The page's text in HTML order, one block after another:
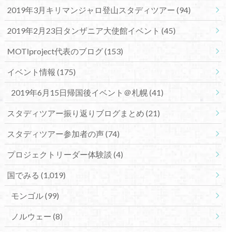
2019年3月キリマンジャロ登山スタディツアー (94)
2019年2月23日タンザニア大使館イベント (45)
MOTIproject代表のブログ(153)
イベント情報 (175)
2019年6月15日帰国後イベント＠札幌(41)
スタディツアー振り返りブログまとめ (21)
スタディツアー参加者の声(74)
プロジェクトリーダー体験談 (4)
国でみる (1,019)
モンゴル(99)
ノルウェー (8)